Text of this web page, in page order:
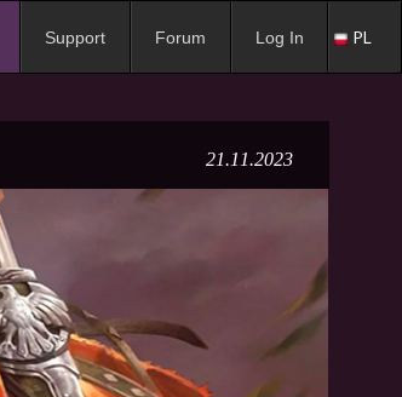
Support Forum Log In PL
21.11.2023